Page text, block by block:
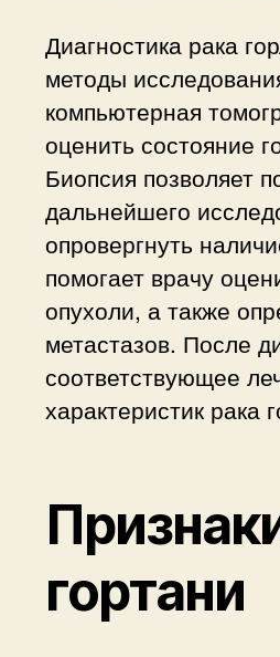
Диагностика рака
методы
компьютерная
оценить состояние
Биопсия позволяет
дальнейшего
опровергнуть
помогает врачу
опухоли, а также
метастазов. После
соответствующее
характеристик рака
гортани